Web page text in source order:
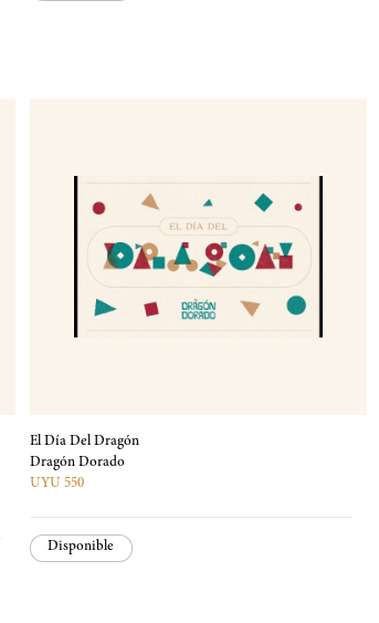
El Día Del Dragón
Dragón Dorado
UYU 550
Disponible